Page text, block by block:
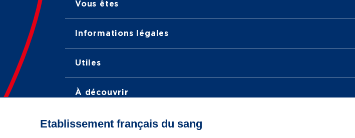
Vous êtes
Informations légales
Utiles
À découvrir
Etablissement français du sang